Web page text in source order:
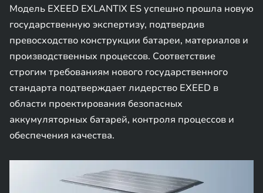
Модель EXEED EXLANTIX ES успешно прошла новую
государственную экспертизу, подтвердив
превосходство конструкции батареи, материалов и
производственных процессов. Соответствие
строгим требованиям нового государственного
стандарта подтверждает лидерство EXEED в
области проектирования безопасных
аккумуляторных батарей, контроля процессов и
обеспечения качества.